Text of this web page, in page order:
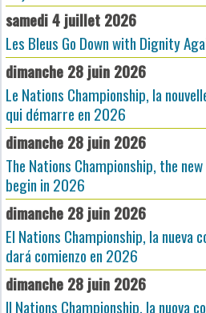
samedi 4 juillet 2026
Les Bleus Go Down with Dignity
dimanche 28 juin 2026
Le Nations Championship, la
qui démarre en 2026
dimanche 28 juin 2026
The Nations Championship, the
begin in 2026
dimanche 28 juin 2026
El Nations Championship, la nueva
dará comienzo en 2026
dimanche 28 juin 2026
Il Nations Championship, la nuova